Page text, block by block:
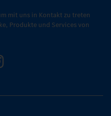
mit uns in Kontakt zu treten
Produkte und Services von